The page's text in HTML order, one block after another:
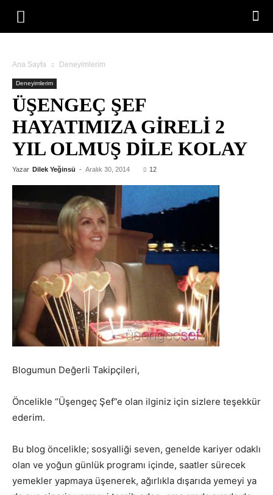
Ana Sayfa Deneyimlerim
Deneyimlerim
ÜŞENGEÇ ŞEF
HAYATIMIZA GIRELI 2
YIL OLMUŞ DILE KOLAY
Yazar Dilek Yeğinsü - Aralık 30, 2014 12
Blogumun Değerli Takipçileri,
Öncelikle “Üşengeç Şef”e olan ilginiz için sizlere teşekkür
ederim.
Bu blog öncelikle; sosyalliği seven, genelde kariyer odaklı
olan ve yoğun günlük programı içinde, saatler sürecek
yemekler yapmaya üşenerek, ağırlıkla dışarıda yemeyi ya